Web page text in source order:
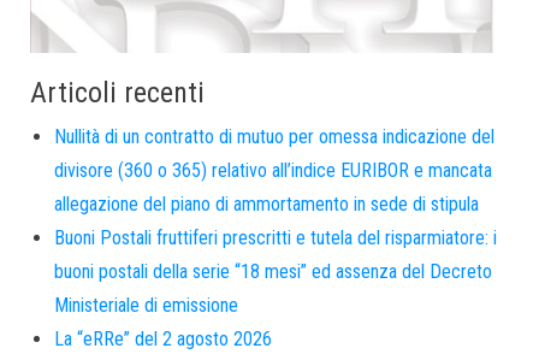
Articoli recenti
Nullità di un contratto di mutuo per omessa indicazione del
divisore (360 o 365) relativo all’indice EURIBOR e mancata
allegazione del piano di ammortamento in sede di stipula
Buoni Postali fruttiferi prescritti e tutela del risparmiatore: i
buoni postali della serie “18 mesi” ed assenza del Decreto
Ministeriale di emissione
La “eRRe” del 2 agosto 2026